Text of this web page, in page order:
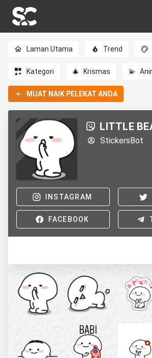
Laman Utama Trend
Kategori 🎄 Krismas 💫
MUAT NAIK PELEKAT ANDA
LITTLE
StickersBot
INSTAGRAM
FACEBOOK